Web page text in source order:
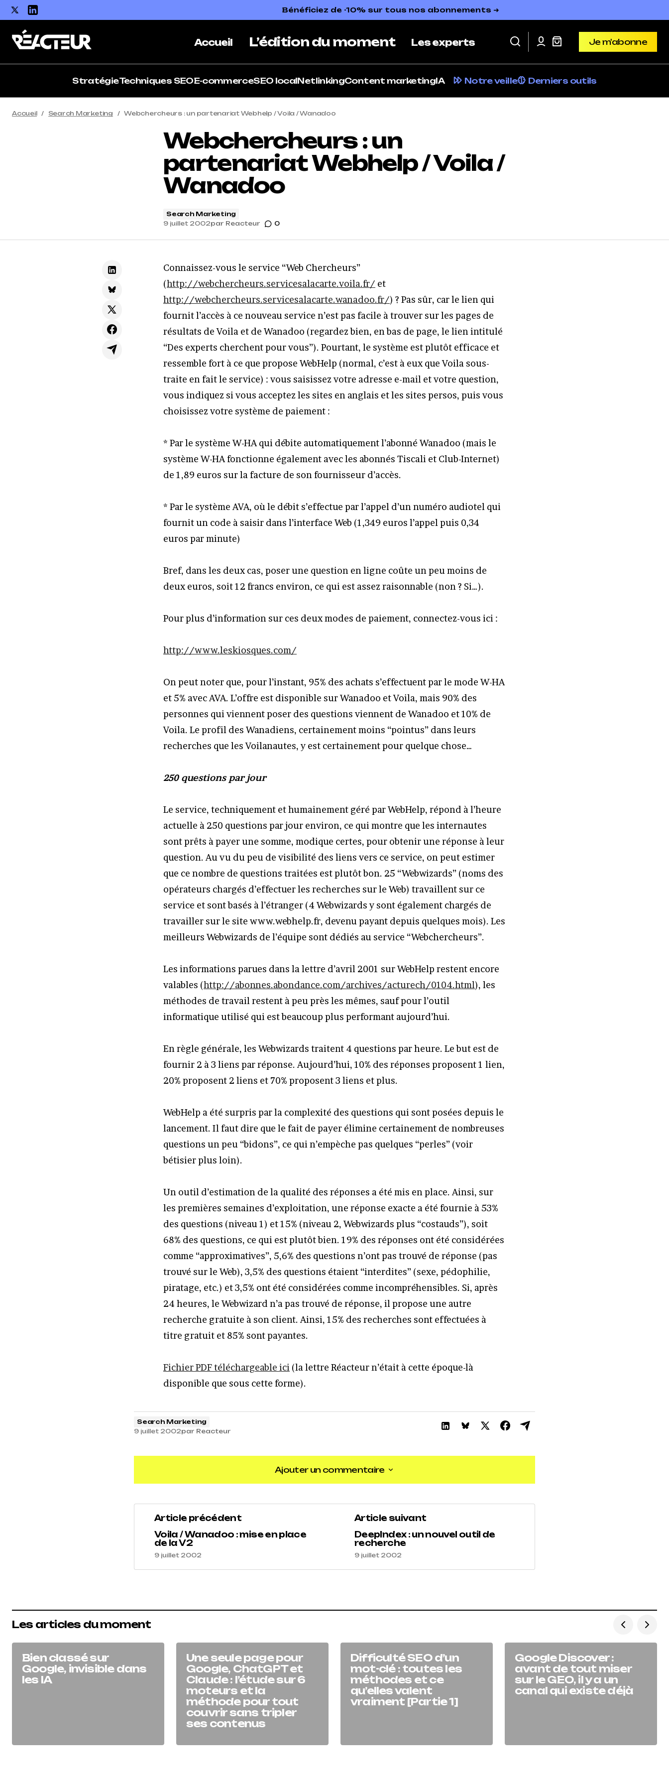
Bénéficiez de -10% sur tous nos abonnements ➜
Accueil L’édition du moment Les experts
Je m'abonne
StratégieTechniques SEOE-commerceSEO localNetlinkingContent marketingIA Notre veille Derniers outils
Accueil Search Marketing Webchercheurs : un partenariat Webhelp / Voila / Wanadoo
Webchercheurs : un
partenariat Webhelp / Voila /
Wanadoo
Search Marketing
9 juillet 2002par Reacteur 0
Connaissez-vous le service “Web Chercheurs”
(http://webchercheurs.servicesalacarte.voila.fr/ et
http://webchercheurs.servicesalacarte.wanadoo.fr/) ? Pas sûr, car le lien qui
fournit l’accès à ce nouveau service n’est pas facile à trouver sur les pages de
résultats de Voila et de Wanadoo (regardez bien, en bas de page, le lien intitulé
“Des experts cherchent pour vous”). Pourtant, le système est plutôt efficace et
ressemble fort à ce que propose WebHelp (normal, c’est à eux que Voila sous-
traite en fait le service) : vous saisissez votre adresse e-mail et votre question,
vous indiquez si vous acceptez les sites en anglais et les sites persos, puis vous
choisissez votre système de paiement :
* Par le système W-HA qui débite automatiquement l’abonné Wanadoo (mais le
système W-HA fonctionne également avec les abonnés Tiscali et Club-Internet)
de 1,89 euros sur la facture de son fournisseur d’accès.
* Par le système AVA, où le débit s’effectue par l’appel d’un numéro audiotel qui
fournit un code à saisir dans l’interface Web (1,349 euros l’appel puis 0,34
euros par minute)
Bref, dans les deux cas, poser une question en ligne coûte un peu moins de
deux euros, soit 12 francs environ, ce qui est assez raisonnable (non ? Si…).
Pour plus d’information sur ces deux modes de paiement, connectez-vous ici :
http://www.leskiosques.com/
On peut noter que, pour l’instant, 95% des achats s’effectuent par le mode W-HA
et 5% avec AVA. L’offre est disponible sur Wanadoo et Voila, mais 90% des
personnes qui viennent poser des questions viennent de Wanadoo et 10% de
Voila. Le profil des Wanadiens, certainement moins “pointus” dans leurs
recherches que les Voilanautes, y est certainement pour quelque chose…
250 questions par jour
Le service, techniquement et humainement géré par WebHelp, répond à l’heure
actuelle à 250 questions par jour environ, ce qui montre que les internautes
sont prêts à payer une somme, modique certes, pour obtenir une réponse à leur
question. Au vu du peu de visibilité des liens vers ce service, on peut estimer
que ce nombre de questions traitées est plutôt bon. 25 “Webwizards” (noms des
opérateurs chargés d’effectuer les recherches sur le Web) travaillent sur ce
service et sont basés à l’étranger (4 Webwizards y sont également chargés de
travailler sur le site www.webhelp.fr, devenu payant depuis quelques mois). Les
meilleurs Webwizards de l’équipe sont dédiés au service “Webchercheurs”.
Les informations parues dans la lettre d’avril 2001 sur WebHelp restent encore
valables (http://abonnes.abondance.com/archives/acturech/0104.html), les
méthodes de travail restent à peu près les mêmes, sauf pour l’outil
informatique utilisé qui est beaucoup plus performant aujourd’hui.
En règle générale, les Webwizards traitent 4 questions par heure. Le but est de
fournir 2 à 3 liens par réponse. Aujourd’hui, 10% des réponses proposent 1 lien,
20% proposent 2 liens et 70% proposent 3 liens et plus.
WebHelp a été surpris par la complexité des questions qui sont posées depuis le
lancement. Il faut dire que le fait de payer élimine certainement de nombreuses
questions un peu “bidons”, ce qui n’empèche pas quelques “perles” (voir
bétisier plus loin).
Un outil d’estimation de la qualité des réponses a été mis en place. Ainsi, sur
les premières semaines d’exploitation, une réponse exacte a été fournie à 53%
des questions (niveau 1) et 15% (niveau 2, Webwizards plus “costauds”), soit
68% des questions, ce qui est plutôt bien. 19% des réponses ont été considérées
comme “approximatives”, 5,6% des questions n’ont pas trouvé de réponse (pas
trouvé sur le Web), 3,5% des questions étaient “interdites” (sexe, pédophilie,
piratage, etc.) et 3,5% ont été considérées comme incompréhensibles. Si, après
24 heures, le Webwizard n’a pas trouvé de réponse, il propose une autre
recherche gratuite à son client. Ainsi, 15% des recherches sont effectuées à
titre gratuit et 85% sont payantes.
Fichier PDF téléchargeable ici (la lettre Réacteur n’était à cette époque-là
disponible que sous cette forme).
Search Marketing
9 juillet 2002par Reacteur
Ajouter un commentaire
Ajouter un commentaire
Article précédent
Voila / Wanadoo : mise en place
de la V2
9 juillet 2002
Article suivant
DeepIndex : un nouvel outil de
recherche
9 juillet 2002
Les articles du moment
Bien classé sur
Google, invisible dans
les IA
Une seule page pour
Google, ChatGPT et
Claude : l’étude sur 6
moteurs et la
méthode pour tout
couvrir sans tripler
ses contenus
Difficulté SEO d’un
mot-clé : toutes les
méthodes et ce
qu’elles valent
vraiment [Partie 1]
Google Discover :
avant de tout miser
sur le GEO, il y a un
canal qui existe déjà